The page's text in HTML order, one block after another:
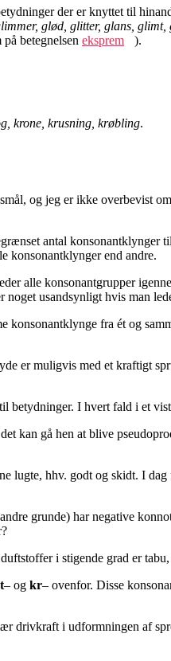
der er knyttet til
glød, glitter, glans, glimt,
betegnelsen eksprem
).
krone, krusning, krøbling.
og jeg er ikke overbevist
antal konsonantklynger
konsonantklynger end andre.
alle konsonantgrupper
noget usandsynligt hvis man
konsonantklynge fra ét og
er muligvis med et kraftigt
betydninger. I hvert fald i et
kan gå hen at blive
lugte, hhv. godt og skidt. I
grunde) har negative
i stigende grad er
– og kr– ovenfor. Disse
drivkraft i udformningen af